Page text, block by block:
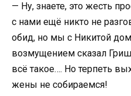
— Ну, знаете, это жесть
с нами ещё никто не
обид, но мы с Никитой
возмущением сказал
всё такое…. Но терпеть
жены не собираемся!